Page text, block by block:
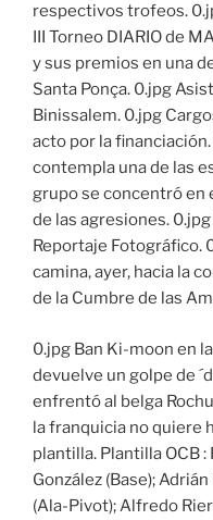
respectivos trofeos.
III Torneo DIARIO de
y sus premios en una
Santa Ponça. 0.jpg
Binissalem. 0.jpg
acto por la
contempla una de las
grupo se concentró en
de las agresiones.
Reportaje Fotográfico.
camina, ayer, hacia la
de la Cumbre de las
0.jpg Ban Ki-moon en
devuelve un golpe de
enfrentó al belga
la franquicia no quiere
plantilla. Plantilla OCB :
González (Base);
(Ala-Pivot); Alfredo